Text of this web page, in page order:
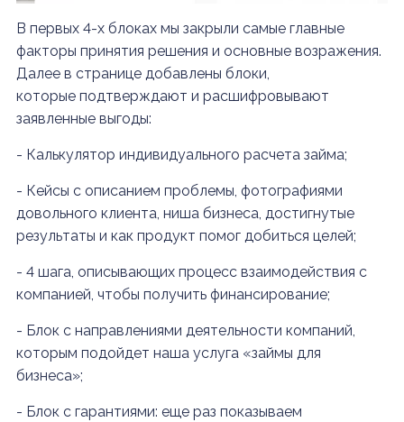
В первых 4-х блоках мы закрыли самые главные
факторы принятия решения и основные возражения.
Далее в странице добавлены блоки,
которые подтверждают и расшифровывают
заявленные выгоды:
- Калькулятор индивидуального расчета займа;
- Кейсы с описанием проблемы, фотографиями
довольного клиента, ниша бизнеса, достигнутые
результаты и как продукт помог добиться целей;
- 4 шага, описывающих процесс взаимодействия с
компанией, чтобы получить финансирование;
- Блок с направлениями деятельности компаний,
которым подойдет наша услуга «займы для
бизнеса»;
- Блок с гарантиями: еще раз показываем